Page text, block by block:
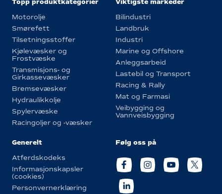
Topp produktkategorier
Motorolje
Smørefett
Tilsetningsstoffer
Kjølevæsker og
Frostvæske
Transmisjons- og
Girkassevæsker
Bremsevæsker
Hydraulikkolje
Spylervæske
Racingoljer og -væsker
Viktigste markeder
Bilindustri
Landbruk
Industri
Marine og Offshore
Anleggsarbeid
Lastebil og Transport
Racing & Rally
Mat og Farmasi
Veibygging og
Vannveisbygging
Generelt
Atferdskodeks
Informasjonskapsler
(cookies)
Personvernerklæring
Følg oss på